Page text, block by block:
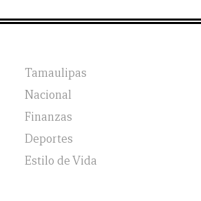
Tamaulipas
Nacional
Finanzas
Deportes
Estilo de Vida